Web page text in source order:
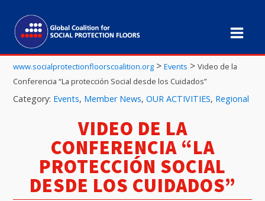
www.socialprotectionfloorscoalition.org >Events >Video de la
Conferencia “La protección Social desde los Cuidados”
Category: Events, Member News,OUR ACTIVITIES, Regional
VIDEO DE LA
CONFERENCIA “LA
PROTECCIÓN SOCIAL
DESDE LOS CUIDADOS”